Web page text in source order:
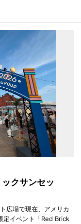
クサンセッ
広場で現在、アメリカ
定イベント「Red Brick